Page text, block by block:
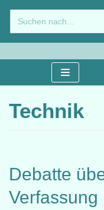
Zum
Inhalt
springen
Technik
Debatte